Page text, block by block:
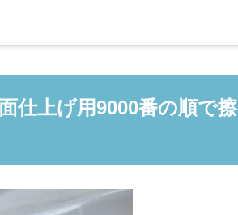
仕上げ用9000番の順で擦